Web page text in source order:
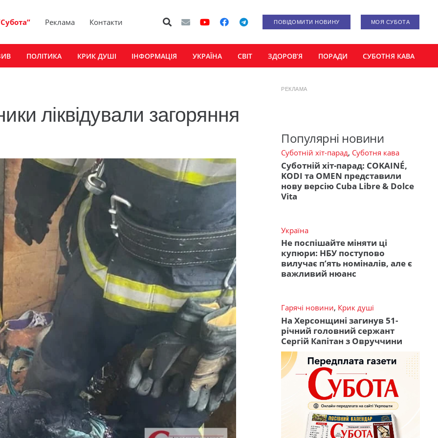
Реклама Контакти ПОВІДОМИТИ НОВИНУ МОЯ СУБОТА
ПОЛІТИКА КРИК ДУШІ ІНФОРМАЦІЯ УКРАЇНА СВІТ ЗДОРОВ’Я ПОРАДИ СУБОТНЯ КАВА
ліквідували загоряння
РЕКЛАМА
Популярні новини
Суботній хіт-парад, Суботня кава
Суботній хіт-парад: COKAINÉ,
KODI та OMEN представили
нову версію Cuba Libre & Dolce
Vita
Україна
Не поспішайте міняти ці
купюри: НБУ поступово
вилучає п’ять номіналів, але є
важливий нюанс
Гарячі новини, Крик душі
На Херсонщині загинув 51-
річний головний сержант
Сергій Капітан з Овруччини